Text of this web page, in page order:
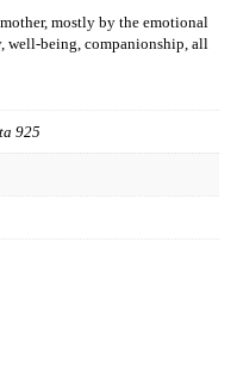
mostly by the emotional
well-being, companionship, all
925